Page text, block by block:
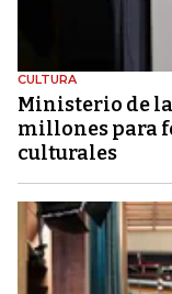
CULTURA
Ministerio de
millones para
culturales